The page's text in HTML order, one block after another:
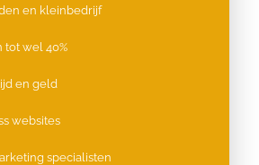
en kleinbedrijf
tot wel 40%
en geld
websites
specialisten